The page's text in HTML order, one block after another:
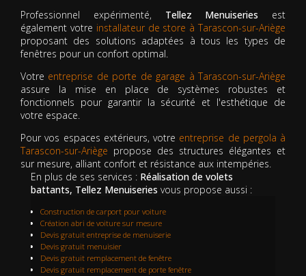
Professionnel expérimenté, Tellez Menuiseries est
également votre installateur de store à Tarascon-sur-Ariège
proposant des solutions adaptées à tous les types de
fenêtres pour un confort optimal.
Votre entreprise de porte de garage à Tarascon-sur-Ariège
assure la mise en place de systèmes robustes et
fonctionnels pour garantir la sécurité et l'esthétique de
votre espace.
Pour vos espaces extérieurs, votre entreprise de pergola à
Tarascon-sur-Ariège propose des structures élégantes et
sur mesure, alliant confort et résistance aux intempéries.
En plus de ses services : Réalisation de volets
battants, Tellez Menuiseries vous propose aussi :
Construction de carport pour voiture
Création abri de voiture sur mesure
Devis gratuit entreprise de menuiserie
Devis gratuit menuisier
Devis gratuit remplacement de fenêtre
Devis gratuit remplacement de porte fenêtre